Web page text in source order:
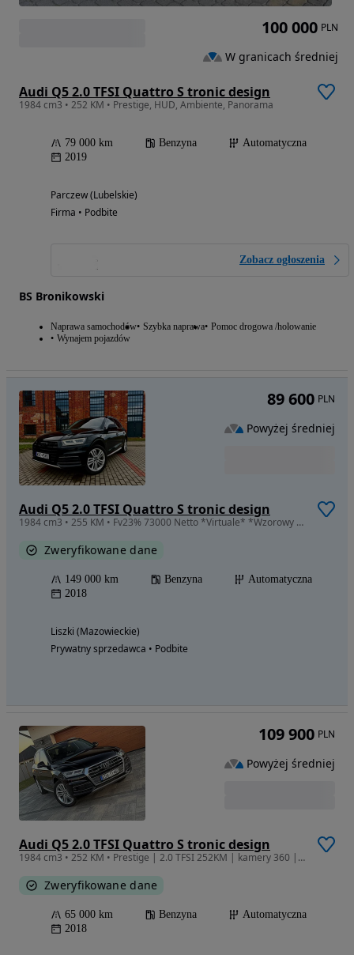
Audi Q5 2.0 TFSI Quattro S tronic design
1984 cm3 • 252 KM • Prestige, HUD, Ambiente, Panorama
79 000 km Benzyna
Automatyczna
2019
Parczew (Lubelskie)
Firma • Podbite
Zobacz ogłoszenia
BS Bronikowski
Naprawa samochodów Szybka naprawa Pomoc drogowa /holowanie
Wynajem pojazdów
100 000 PLN
W granicach średniej
Audi Q5 2.0 TFSI Quattro S tronic design
1984 cm3 • 255 KM • Fv23% 73000 Netto *Virtuale* *Wzorowy stan* *Bang&Olfsen*Raty/Leasing
Zweryfikowane dane
149 000 km Benzyna
Automatyczna
2018
Liszki (Mazowieckie)
Prywatny sprzedawca • Podbite
89 600 PLN
Powyżej średniej
Audi Q5 2.0 TFSI Quattro S tronic design
1984 cm3 • 252 KM • Prestige | 2.0 TFSI 252KM | kamery 360 | radar | panorama | navi | HUD
Zweryfikowane dane
65 000 km Benzyna
Automatyczna
2018
109 900 PLN
Powyżej średniej